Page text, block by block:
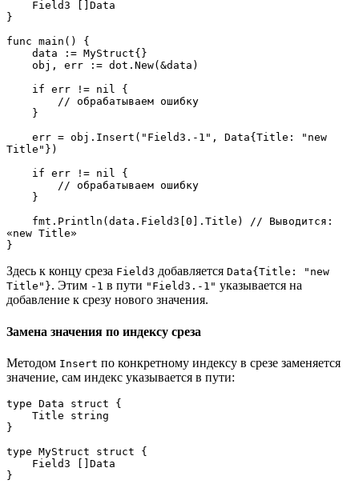
    Field3 []Data
}
func main() {
    data := MyStruct{}
    obj, err := dot.New(&data)
    if err != nil {
        // обрабатываем ошибку
    }
Title"})
    if err != nil {
        // обрабатываем ошибку
    }
«new Title»
}
Здесь к концу среза Field3 добавляется Data{Title: "new
Title"}. Этим -1 в пути "Field3.-1" указывается на
добавление к срезу нового значения.
Замена значения по индексу среза
Методом Insert по конкретному индексу в срезе заменяется
значение, сам индекс указывается в пути:
type Data struct {
    Title string
}
type MyStruct struct {
    Field3 []Data
}